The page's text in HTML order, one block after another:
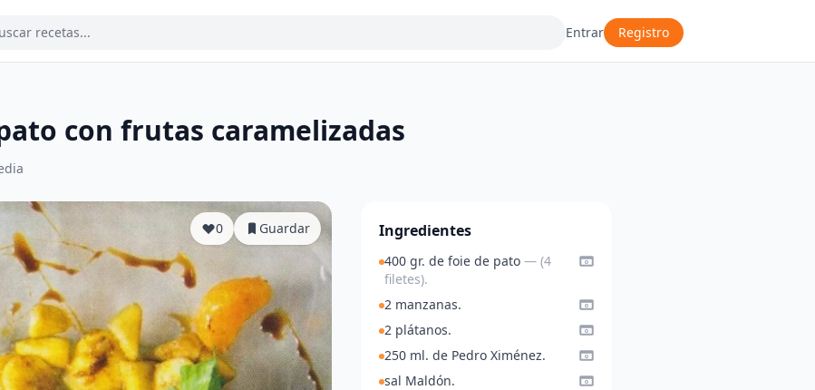
Entrar Registro
con frutas caramelizadas
0 Guardar Ingredientes
400 gr. de foie de pato — (4
filetes).
2 manzanas.
2 plátanos.
250 ml. de Pedro Ximénez.
sal Maldón.